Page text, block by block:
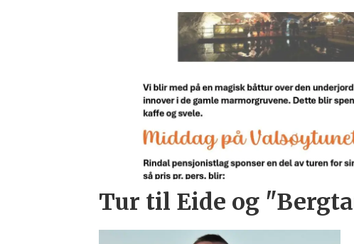
Tur til Eide og